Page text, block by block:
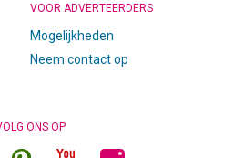
VOOR ADVERTEERDERS
Mogelijkheden
Neem contact op
ONS OP